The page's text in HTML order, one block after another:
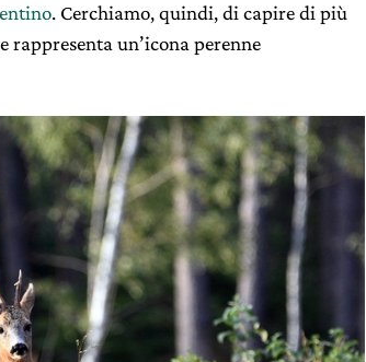
. Cerchiamo, quindi, di capire di più
rappresenta un’icona perenne